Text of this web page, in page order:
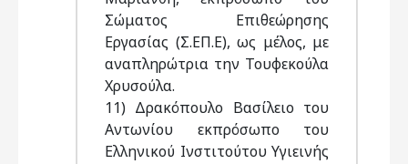
Σώματος Επιθεώρησης
Εργασίας (Σ.ΕΠ.Ε), ως μέλος, με
αναπληρώτρια την Τουφεκούλα
Χρυσούλα.
11) Δρακόπουλο Βασίλειο του
Αντωνίου εκπρόσωπο του
Ελληνικού Ινστιτούτου Υγιεινής